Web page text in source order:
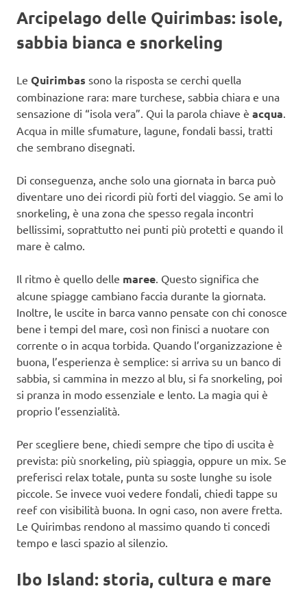
Arcipelago delle Quirimbas: isole,
sabbia bianca e snorkeling
Le Quirimbas sono la risposta se cerchi quella
combinazione rara: mare turchese, sabbia chiara e una
sensazione di “isola vera”. Qui la parola chiave è acqua.
Acqua in mille sfumature, lagune, fondali bassi, tratti
che sembrano disegnati.
Di conseguenza, anche solo una giornata in barca può
diventare uno dei ricordi più forti del viaggio. Se ami lo
snorkeling, è una zona che spesso regala incontri
bellissimi, soprattutto nei punti più protetti e quando il
mare è calmo.
Il ritmo è quello delle maree. Questo significa che
alcune spiagge cambiano faccia durante la giornata.
Inoltre, le uscite in barca vanno pensate con chi conosce
bene i tempi del mare, così non finisci a nuotare con
corrente o in acqua torbida. Quando l’organizzazione è
buona, l’esperienza è semplice: si arriva su un banco di
sabbia, si cammina in mezzo al blu, si fa snorkeling, poi
si pranza in modo essenziale e lento. La magia qui è
proprio l’essenzialità.
Per scegliere bene, chiedi sempre che tipo di uscita è
prevista: più snorkeling, più spiaggia, oppure un mix. Se
preferisci relax totale, punta su soste lunghe su isole
piccole. Se invece vuoi vedere fondali, chiedi tappe su
reef con visibilità buona. In ogni caso, non avere fretta.
Le Quirimbas rendono al massimo quando ti concedi
tempo e lasci spazio al silenzio.
Ibo Island: storia, cultura e mare